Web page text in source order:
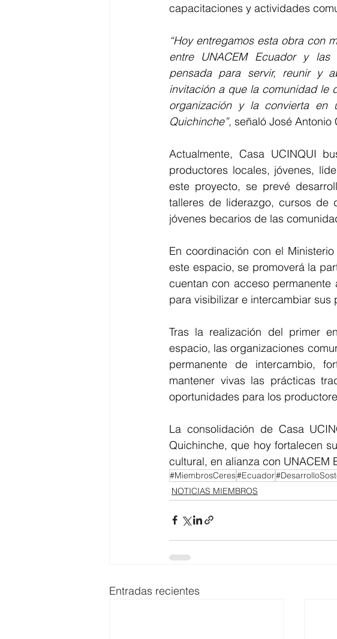
capacitaciones y actividades
“Hoy entregamos esta obra con
entre UNACEM Ecuador y las
pensada para servir, reunir y
invitación a que la comunidad le
organización y la convierta
Quichinche”, señaló José Antonio
Actualmente, Casa UCINQUI
productores locales, jóvenes,
este proyecto, se prevé
talleres de liderazgo, cursos de
jóvenes becarios de las
En coordinación con el
este espacio, se promoverá la
cuentan con acceso
para visibilizar e intercambiar sus
Tras la realización del primer
espacio, las organizaciones
permanente de intercambio,
mantener vivas las prácticas
oportunidades para los
La consolidación de Casa
Quichinche, que hoy fortalecen
cultural, en alianza con UNACEM
#MiembrosCeres#Ecuador
NOTICIAS MIEMBROS
Entradas recientes